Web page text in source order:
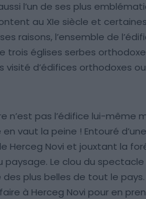
l’un de ses plus
au XIe siècle et
raisons, l’ensemble de
trois églises serbes
visité d’édifices orthodoxes
n’est pas l’édifice lui-même
vaut la peine ! Entouré
Herceg Novi et jouxtant la
Le clou du
des plus belles de tout le
à Herceg Novi pour en